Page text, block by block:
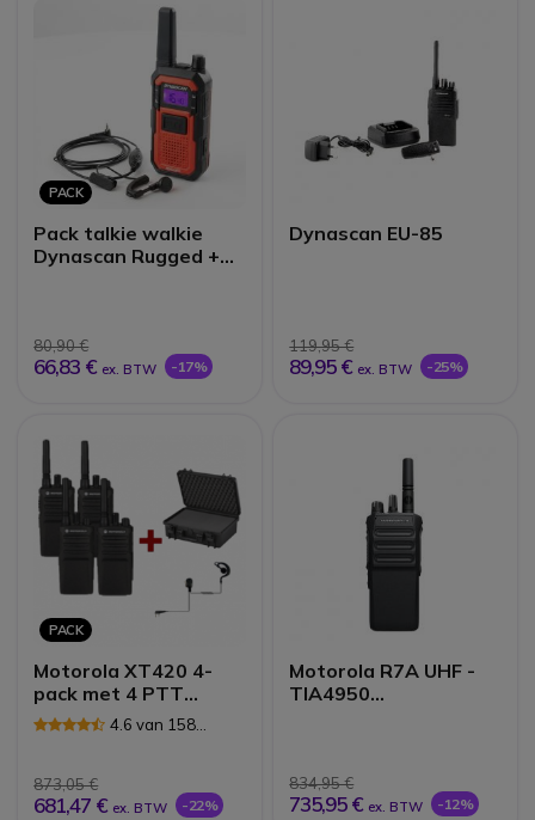
PACK
Pack talkie walkie
Dynascan Rugged +
80,90 €
66,83 € ex. BTW -17%
Dynascan EU-85
119,95 €
89,95 € ex. BTW -25%
PACK
Motorola XT420 4-
pack met 4 PTT
headsets &
draagkoffer
4.6 van 158
873,05 €
681,47 € ex. BTW -22%
Motorola R7A UHF -
TIA4950
834,95 €
735,95 € ex. BTW -12%